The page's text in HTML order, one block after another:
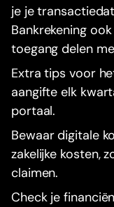
je je
Bankrekening
toegang delen
Extra tips voor
aangifte elk
portaal.
Bewaar digitale
zakelijke kosten,
claimen.
Check je